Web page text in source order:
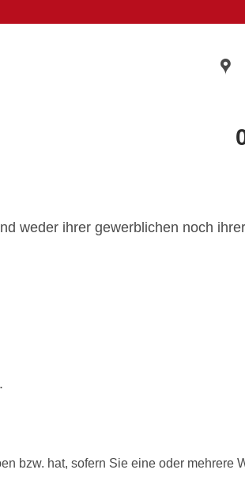
weder ihrer gewerblichen noch ihrer
bzw. hat, sofern Sie eine oder mehrere